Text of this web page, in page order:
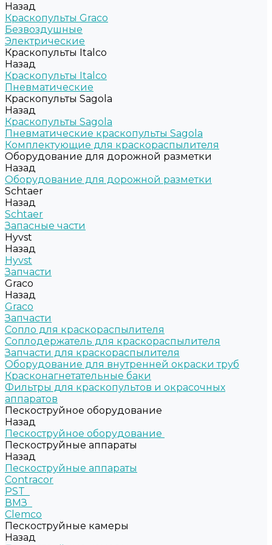
Назад
Краскопульты Graco
Безвоздушные
Электрические
Краскопульты Italco
Назад
Краскопульты Italco
Пневматические
Краскопульты Sagola
Назад
Краскопульты Sagola
Пневматические краскопульты Sagola
Комплектующие для краскораспылителя
Оборудование для дорожной разметки
Назад
Оборудование для дорожной разметки
Schtaer
Назад
Schtaer
Запасные части
Hyvst
Назад
Hyvst
Запчасти
Graco
Назад
Graco
Запчасти
Сопло для краскораспылителя
Соплодержатель для краскораспылителя
Запчасти для краскораспылителя
Оборудование для внутренней окраски труб
Красконагнетательные баки
Фильтры для краскопультов и окрасочных
аппаратов
Пескоструйное оборудование
Назад
Пескоструйное оборудование
Пескоструйные аппараты
Назад
Пескоструйные аппараты
Contracor
PST
ВМЗ
Clemco
Пескоструйные камеры
Назад